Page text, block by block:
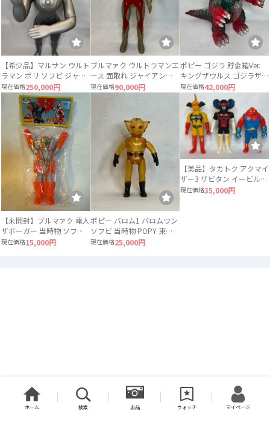
【希少品】マルサン ウルト
ラマン ポリ ソフビ ジャイ
アントサイズ 当時物 約
49〜50cm
現在価格250,000円
ブルマァク ウルトラマンエ
ース 面取れ ジャイアント
サイズ ソフビ
現在価格90,000円
ポピー ゴジラ 貯金箱Ver.
キングザウルス ゴジラザウ
ルス 当時物
現在価格42,000円
【未開封】ブルマァク 電人
ザボーガー 当時物 ソフビ
ロボット
現在価格15,000円
ポピー バロム1 バロムワン
ソフビ 当時物 POPY 東映
スケルトン
現在価格25,000円
【美品】タカトク アクマイ
ザー3 ザビタン イービル
ガブラ 3体セット ソフビ
現在価格35,000円
ホーム 検索 出品 ウォッチ マイページ